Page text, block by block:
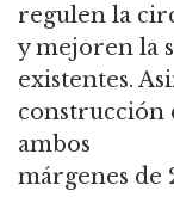
regulen la
y mejoren la
existentes.
construcción
ambos
márgenes de